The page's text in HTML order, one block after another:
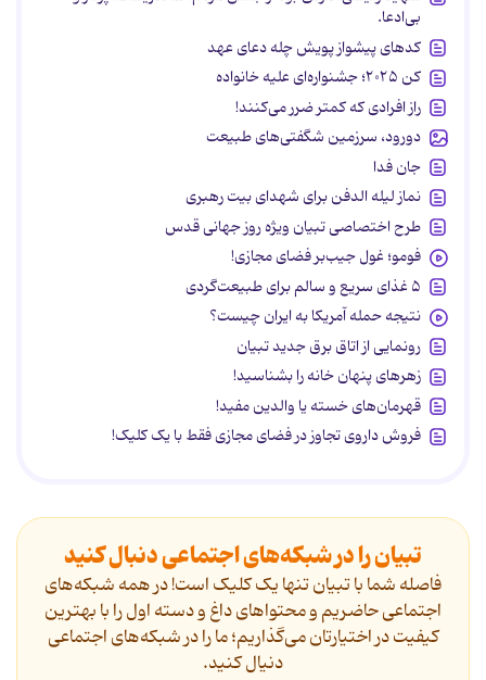
بی‌ادعا.
کدهای پیشواز پویش چله دعای عهد
کن ۲۰۲۵؛ جشنواره‌ای علیه خانواده
راز افرادی که کمتر ضرر می‌کنند!
دورود، سرزمین شگفتی‌های طبیعت
جان فدا
نماز لیله الدفن برای شهدای بیت رهبری
طرح اختصاصی تبیان ویژه روز جهانی قدس
فومو؛ غول جیب‌بر فضای مجازی!
۵ غذای سریع و سالم برای طبیعت‌گردی
نتیجه حمله آمریکا به ایران چیست؟
رونمایی از اتاق برق جدید تبیان
زهرهای پنهان خانه را بشناسید!
قهرمان‌های خسته یا والدین مفید!
فروش داروی تجاوز در فضای مجازی فقط با یک کلیک!
تبیان را در شبکه‌های اجتماعی دنبال کنید
فاصله شما با تبیان تنها یک کلیک است! در همه شبکه‌های
اجتماعی حاضریم و محتواهای داغ و دسته اول را با بهترین
کیفیت در اختیارتان می‌گذاریم؛ ما را در شبکه‌های اجتماعی
دنیال کنید.